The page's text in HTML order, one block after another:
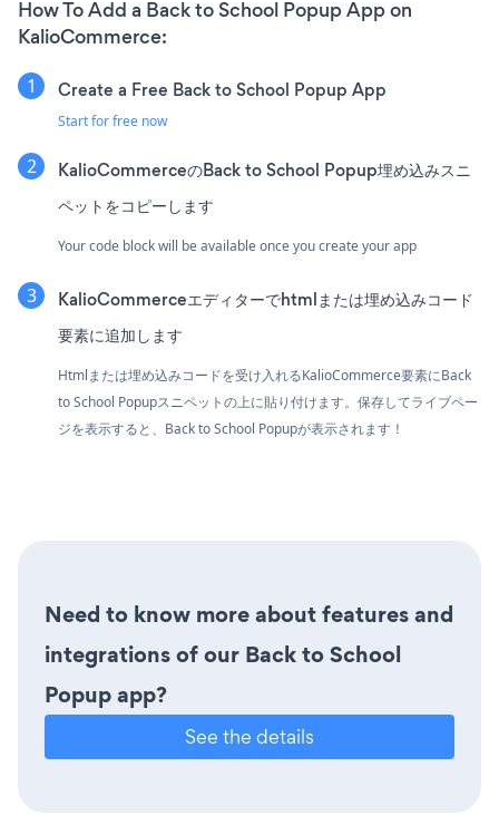
How To Add a Back to School Popup App on
KalioCommerce:
Create a Free Back to School Popup App
Start for free now
KalioCommerceのBack to School Popup埋め込みスニ
ペットをコピーします
Your code block will be available once you create your app
KalioCommerceエディターでhtmlまたは埋め込みコード
要素に追加します
Htmlまたは埋め込みコードを受け入れるKalioCommerce要素にBack
to School Popupスニペットの上に貼り付けます。保存してライブペー
ジを表示すると、Back to School Popupが表示されます！
Need to know more about features and
integrations of our Back to School
Popup app?
See the details